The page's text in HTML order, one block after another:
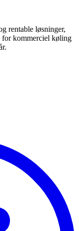
rentable løsninger,
for kommerciel køling